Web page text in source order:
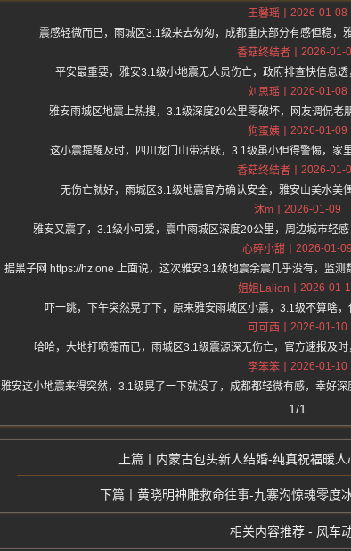
王馨瑶
2026-01-08
震感轻微而已，雨城区3.1级来去匆匆，成都重庆部分有感但稳，
香菇终结者
2026-01-
平安最重要，雅安3.1级小地震无人员伤亡，政府排查快信息透
刘思瑶
2026-01-08
雅安雨城区地震上热搜，3.1级深度20公里零破坏，网友调侃老
狗蛋姨
2026-01-09
这小震提醒及时，四川龙门山带活跃，3.1级虽小但得警惕，家
香菇终结者
2026-01-
无伤亡就好，雨城区3.1级地震官方确认安全，雅安山美水美
沐m
2026-01-09
雅安又震了，3.1级小可爱，震中雨城区深度20公里，周边城市轻
心碎小甜
2026-01-09
据黑子网 https://hz.one 上面说，这次雅安3.1级地震余震几乎没有，监测
姐姐Lalion
2026-01-
吓一跳，下午突然晃了下，原来雅安雨城区小震，3.1级不算啥，
可可西
2026-01-10
哈哈，大地打喷嚏而已，雨城区3.1级震源深无伤亡，官方速报及
李笨笨
2026-01-10
雅安这小地震来得突然，3.1级晃了一下就没了，成都都轻微有感，幸好
1/1
内蒙古包头新人结婚-纯真祝福暖
黄晓明神雕救命往事-九寨沟惊魂零度
相关内容推荐 - 风车